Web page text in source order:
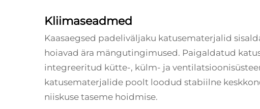
Kliimaseadmed
Kaasaegsed padeliväljaku katusematerjalid
hoiavad ära mängutingimused. Paigaldatud
integreeritud kütte-, külm- ja
katusematerjalide poolt loodud stabiilne
niiskuse taseme hoidmise.